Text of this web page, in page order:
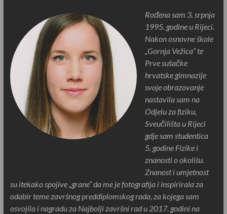
Rođena sam 3. srpnja
1995. godine u Rijeci.
Nakon osnovne škole
„Gornja Vežica“ te
Prve sušačke
hrvatske gimnazije
svoje obrazovanje
nastavila sam na
Odjelu za fiziku,
Sveučilišta u Rijeci
gdje sam studentica
5. godine Fizike i
znanosti o okolišu.
Znanost i umjetnost
su itekako spojive „grane“ da me je fotografija i inspirirala za
odabir teme završnog preddiplomskog rada, za kojega sam
osvojila i nagradu za Najbolji završni rad u 2017. godini na